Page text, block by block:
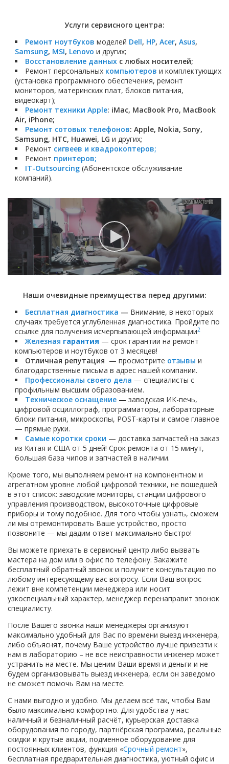
Услуги сервисного центра:
Ремонт ноутбуков моделей Dell, HP, Acer, Asus,
Samsung, MSI, Lenovo и других;
Восстановление данных с любых носителей;
Ремонт персональных компьютеров и комплектующих
(установка программного обеспечения, ремонт
мониторов, материнских плат, блоков питания,
видеокарт);
Ремонт техники Apple: iMac, MacBook Pro, MacBook
Air, iPhone;
Ремонт сотовых телефонов: Apple, Nokia, Sony,
Samsung, HTC, Huawei, LG и других;
Ремонт сигвеев и квадрокоптеров;
Ремонт принтеров;
IT-Outsourcing (Абонентское обслуживание
компаний).
Наши очевидные преимущества перед другими:
Бесплатная диагностика — Внимание, в некоторых
случаях требуется углубленная диагностика. Пройдите по
ссылке для получения исчерпывающей информации2
Железная гарантия — срок гарантии на ремонт
компьютеров и ноутбуков от 3 месяцев!
Отличная репутация — просмотрите отзывы и
благодарственные письма в адрес нашей компании.
Профессионалы своего дела — специалисты с
профильным высшим образованием.
Техническое оснащение — заводская ИК-печь,
цифровой осциллограф, программаторы, лабораторные
блоки питания, микроскопы, POST-карты и самое главное
— прямые руки.
Самые коротки сроки — доставка запчастей на заказ
из Китая и США от 5 дней! Срок ремонта от 15 минут,
большая база чипов и запчастей в наличии.
Кроме того, мы выполняем ремонт на компонентном и
агрегатном уровне любой цифровой техники, не вошедшей
в этот список: заводские мониторы, станции цифрового
управления производством, высокоточные цифровые
приборы и тому подобное. Для того чтобы узнать, сможем
ли мы отремонтировать Ваше устройство, просто
позвоните — мы дадим ответ максимально быстро!
Вы можете приехать в сервисный центр либо вызвать
мастера на дом или в офис по телефону. Закажите
бесплатный обратный звонок и получите консультацию по
любому интересующему вас вопросу. Если Ваш вопрос
лежит вне компетенции менеджера или носит
узкоспециальный характер, менеджер перенаправит звонок
специалисту.
После Вашего звонка наши менеджеры организуют
максимально удобный для Вас по времени выезд инженера,
либо объяснят, почему Ваше устройство лучше привезти к
нам в лабораторию – не все неисправности инженер может
устранить на месте. Мы ценим Ваши время и деньги и не
будем организовывать выезд инженера, если он заведомо
не сможет помочь Вам на месте.
С нами выгодно и удобно. Мы делаем всё так, чтобы Вам
было максимально комфортно. Для удобства у нас:
наличный и безналичный расчёт, курьерская доставка
оборудования по городу, партнёрская программа, реальные
скидки и крутые акции, подменное оборудование для
постоянных клиентов, функция «Срочный ремонт»,
бесплатная предварительная диагностика, уютный офис и